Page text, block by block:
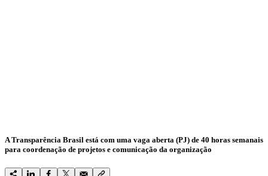
A Transparência Brasil está com uma vaga aberta (PJ) de 40 horas semanais
para coordenação de projetos e comunicação da organização